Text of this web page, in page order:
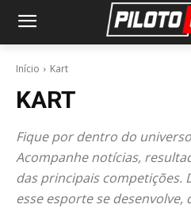
Início Kart
KART
Fique por dentro do
Acompanhe notícias,
das principais competições.
esse esporte se desenvolve,